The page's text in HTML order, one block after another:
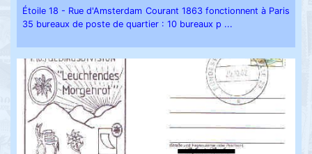
Étoile 18 - Rue d'Amsterdam Courant 1863 fonctionnent à Paris
35 bureaux de poste de quartier : 10 bureaux p ...